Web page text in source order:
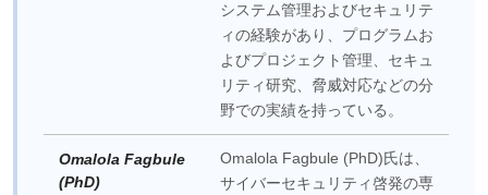
システム管理およびセキュリテ
ィの経験があり、プログラムお
よびプロジェクト管理、セキュ
リティ研究、脅威対応などの分
野での実績を持っている。
Omalola Fagbule
(PhD)
Omalola Fagbule (PhD)氏は、
サイバーセキュリティ啓発の専